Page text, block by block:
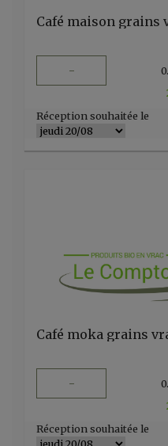
Café maison grains
-
Réception souhaitée le
Café moka grains
-
Réception souhaitée le